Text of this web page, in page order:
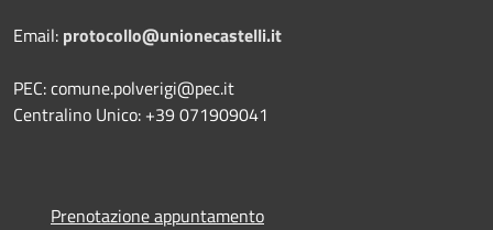
Email: protocollo@unionecastelli.it
PEC: comune.polverigi@pec.it
Centralino Unico: +39 071909041
Prenotazione appuntamento